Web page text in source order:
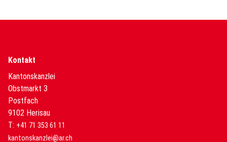
Kontakt
Kantonskanzlei
Obstmarkt 3
Postfach
9102 Herisau
T: +41 71 353 61 11
kantonskanzlei@ar.ch